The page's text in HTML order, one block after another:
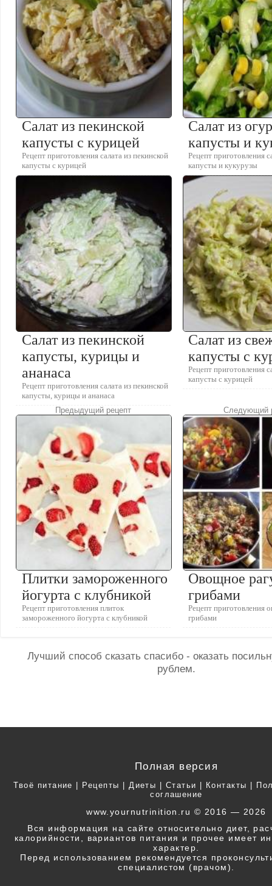
Салат из пекинской
капусты с курицей
Рецепт приготовления салата из пекинской
капусты с курицей
Салат из
капусты и
Рецепт приготовления
капусты и кукурузы
Салат из пекинской
капусты, курицы и
ананаса
Рецепт приготовления салата из пекинской
капусты, курицы и ананаса
Салат из
капусты с
Рецепт приготовления
капусты с курицей
Предыдущий рецепт
Плитки замороженного
йогурта с клубникой
Рецепт приготовления плиток
замороженного йогурта с клубникой
Следующий
Овощное
грибами
Рецепт приготовления
грибами
Лучший способ сказать спасибо - оказать
рублем.
Полная версия
Твоё питание Рецепты Диеты Статьи Контакты
соглашение
www.yournutrinition.ru © 2016 — 2026
Вся информация на сайте относительно диет,
калорийности, вариантов питания и прочее имеет
характер.
Перед использованием рекомендуется
специалистом (врачом).